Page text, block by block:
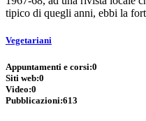
tipico di quegli anni, ebbi la
Vegetariani
Appuntamenti e corsi:0
Siti web:0
Video:0
Pubblicazioni:613